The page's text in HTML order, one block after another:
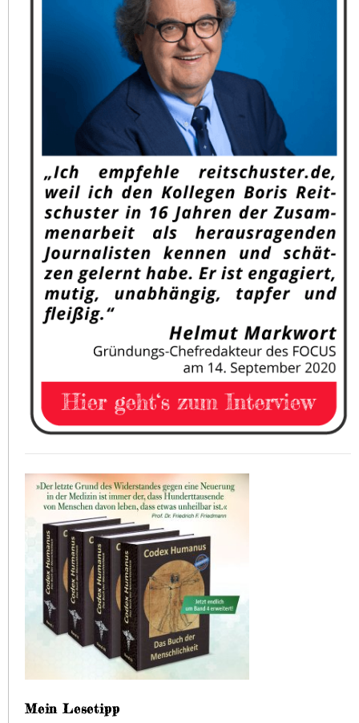
Mein Lesetipp